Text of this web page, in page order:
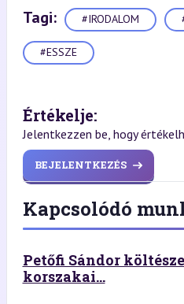
Tagi: #IRODALOM
#ESSZE
Értékelje:
Jelentkezzen be, hogy
BEJELENTKEZÉS
Kapcsolódó
Petőfi Sándor
korszakai...